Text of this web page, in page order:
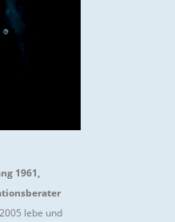
1961,
lebe und